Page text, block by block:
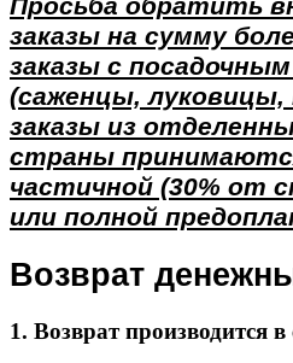
заказы на сумму
заказы с
(саженцы, луковицы,
заказы из
страны
частичной (30% от
или полной
Возврат
1. Возврат производится